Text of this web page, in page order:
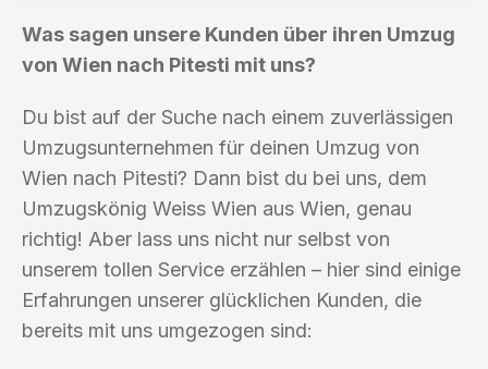
Was sagen unsere Kunden über ihren Umzug
von Wien nach Pitesti mit uns?
Du bist auf der Suche nach einem zuverlässigen
Umzugsunternehmen für deinen Umzug von
Wien nach Pitesti? Dann bist du bei uns, dem
Umzugskönig Weiss Wien aus Wien, genau
richtig! Aber lass uns nicht nur selbst von
unserem tollen Service erzählen – hier sind einige
Erfahrungen unserer glücklichen Kunden, die
bereits mit uns umgezogen sind: